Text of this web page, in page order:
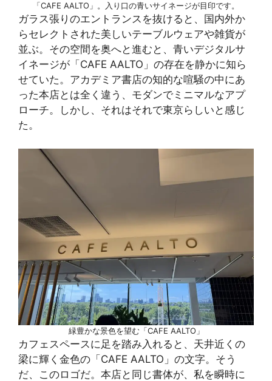
「CAFE AALTO」。入り口の青いサイネージが目印です。
ガラス張りのエントランスを抜けると、国内外か
らセレクトされた美しいテーブルウェアや雑貨が
並ぶ。その空間を奥へと進むと、青いデジタルサ
イネージが「CAFE AALTO」の存在を静かに知ら
せていた。アカデミア書店の知的な喧騒の中にあ
った本店とは全く違う、モダンでミニマルなアプ
ローチ。しかし、それはそれで東京らしいと感じ
た。
緑豊かな景色を望む「CAFE AALTO」
カフェスペースに足を踏み入れると、天井近くの
梁に輝く金色の「CAFE AALTO」の文字。そう
だ、このロゴだ。本店と同じ書体が、私を瞬時に